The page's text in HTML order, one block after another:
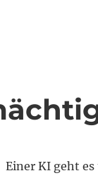
Einer KI geht